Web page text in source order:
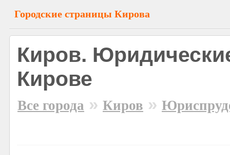
Городские страницы Кирова
Киров.
Кирове
Все города » Киров »